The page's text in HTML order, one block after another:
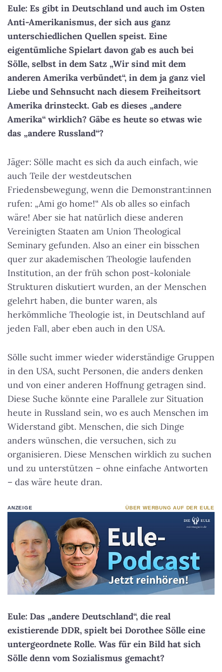
Eule: Es gibt in Deutschland und auch im Osten
Anti-Amerikanismus, der sich aus ganz
unterschiedlichen Quellen speist. Eine
eigentümliche Spielart davon gab es auch bei
Sölle, selbst in dem Satz „Wir sind mit dem
anderen Amerika verbündet“, in dem ja ganz viel
Liebe und Sehnsucht nach diesem Freiheitsort
Amerika drinsteckt. Gab es dieses „andere
Amerika“ wirklich? Gäbe es heute so etwas wie
das „andere Russland“?
Jäger: Sölle macht es sich da auch einfach, wie
auch Teile der westdeutschen
Friedensbewegung, wenn die Demonstrant:innen
rufen: „Ami go home!“ Als ob alles so einfach
wäre! Aber sie hat natürlich diese anderen
Vereinigten Staaten am Union Theological
Seminary gefunden. Also an einer ein bisschen
quer zur akademischen Theologie laufenden
Institution, an der früh schon post-koloniale
Strukturen diskutiert wurden, an der Menschen
gelehrt haben, die bunter waren, als
herkömmliche Theologie ist, in Deutschland auf
jeden Fall, aber eben auch in den USA.
Sölle sucht immer wieder widerständige Gruppen
in den USA, sucht Personen, die anders denken
und von einer anderen Hoffnung getragen sind.
Diese Suche könnte eine Parallele zur Situation
heute in Russland sein, wo es auch Menschen im
Widerstand gibt. Menschen, die sich Dinge
anders wünschen, die versuchen, sich zu
organisieren. Diese Menschen wirklich zu suchen
und zu unterstützen – ohne einfache Antworten
– das wäre heute dran.
ANZEIGE ÜBER WERBUNG AUF DER EULE
Eule: Das „andere Deutschland“, die real
existierende DDR, spielt bei Dorothee Sölle eine
untergeordnete Rolle. Was für ein Bild hat sich
Sölle denn vom Sozialismus gemacht?